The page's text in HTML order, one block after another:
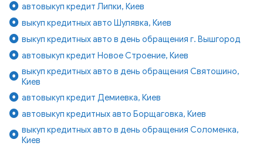
автовыкуп кредит Липки, Киев
выкуп кредитных авто Шулявка, Киев
выкуп кредитных авто в день обращения г. Вышгород
автовыкуп кредит Новое Строение, Киев
выкуп кредитных авто в день обращения Святошино,
Киев
автовыкуп кредит Демиевка, Киев
автовыкуп кредитных авто Борщаговка, Киев
выкуп кредитных авто в день обращения Соломенка,
Киев